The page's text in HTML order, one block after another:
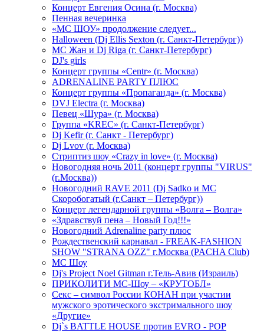
Концерт Евгения Осина (г. Москва)
Пенная вечеринка
«МС ШОУ» продолжение следует...
Halloween (Dj Ellis Sexton (г. Санкт-Петербург))
МС Жан и Dj Riga (г. Санкт-Петербург)
DJ's girls
Концерт группы «Centr» (г. Москва)
ADRENALINE PARTY ПЛЮС
Концерт группы «Пропаганда» (г. Москва)
DVJ Electra (г. Москва)
Певец «Шура» (г. Москва)
Группа «KREC» (г. Санкт-Петербург)
Dj Kefir (г. Санкт - Петербург)
Dj Lvov (г. Москва)
Стриптиз шоу «Crazy in love» (г. Москва)
Новогодняя ночь 2011 (концерт группы "VIRUS"
(г.Москва))
Новогодний RAVE 2011 (Dj Sadko и MC
Скоробогатый (г.Санкт – Петербург))
Концерт легендарной группы «Волга – Волга»
«Здравствуй пена – Новый Год!!!»
Новогодний Adrenaline party плюс
Рождественский карнавал - FREAK-FASHION
SHOW "STRANA OZZ" г.Москва (PACHA Club)
MC Шоу
Dj's Project Noel Gitman г.Тель-Авив (Израиль)
ПРИКОЛИТИ МС-Шоу – «КРУТОБЛ»
Секс – символ России КОНАН при участии
мужского эротического экстримального шоу
«Другие»
Dj`s BATTLE HOUSE против EVRO - POP